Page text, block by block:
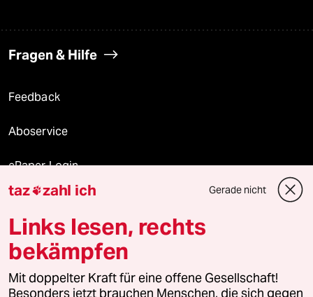
Fragen & Hilfe
Feedback
Aboservice
ePaper Login
Downloads für Abonnierende
© 2026 taz Verlags und Vertriebs GmbH
Alle Rechte vorbehalten. Bei rechtlichen Fragen oder für Genehmigungen
wenden Sie sich bitte an
lizenzen@taz.de
taz zahl ich Gerade nicht
Links lesen, rechts
bekämpfen
Mit doppelter Kraft für eine offene Gesellschaft!
Besonders jetzt brauchen Menschen, die sich gegen